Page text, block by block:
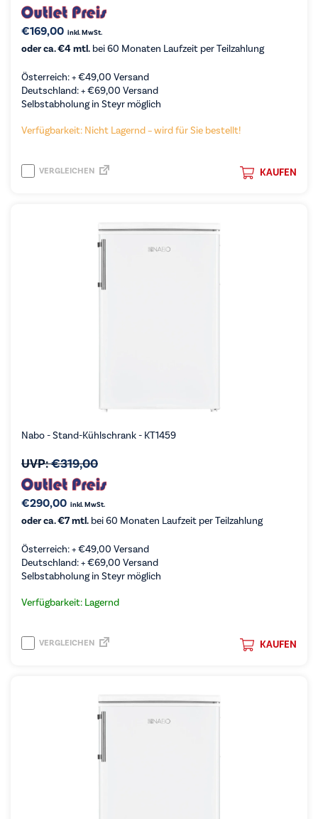
€169,00 inkl. MwSt.
oder ca. €4 mtl. bei 60 Monaten Laufzeit per Teilzahlung
Österreich: +€49,00 Versand
Deutschland: +€69,00 Versand
Selbstabholung in Steyr möglich
Verfügbarkeit: Nicht Lagernd – wird für Sie bestellt!
KAUFEN
VERGLEICHEN
Nabo - Stand-Kühlschrank - KT1459
UVP:€319,00
€290,00 inkl. MwSt.
oder ca. €7 mtl. bei 60 Monaten Laufzeit per Teilzahlung
Österreich: +€49,00 Versand
Deutschland: +€69,00 Versand
Selbstabholung in Steyr möglich
Verfügbarkeit: Lagernd
KAUFEN
VERGLEICHEN